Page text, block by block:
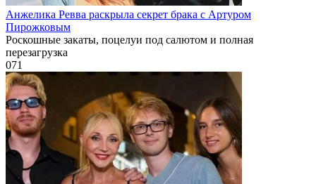
Анжелика Ревва раскрыла секрет брака с Артуром
Пирожковым
Роскошные закаты, поцелуи под салютом и полная
перезагрузка
071